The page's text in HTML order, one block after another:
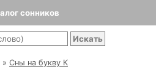
сонников
» Сны на букву К